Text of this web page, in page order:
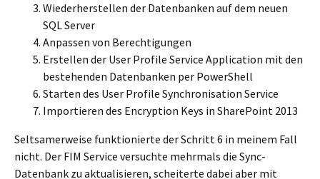
Wiederherstellen der Datenbanken auf dem neuen
SQL Server
Anpassen von Berechtigungen
Erstellen der User Profile Service Application mit den
bestehenden Datenbanken per PowerShell
Starten des User Profile Synchronisation Service
Importieren des Encryption Keys in SharePoint 2013
Seltsamerweise funktionierte der Schritt 6 in meinem Fall
nicht. Der FIM Service versuchte mehrmals die Sync-
Datenbank zu aktualisieren, scheiterte dabei aber mit